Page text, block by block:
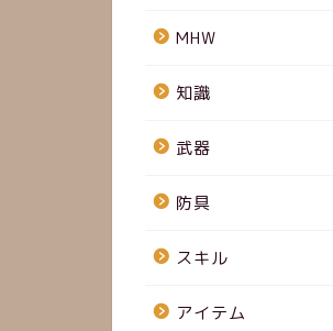
MHW
知識
武器
防具
スキル
アイテム